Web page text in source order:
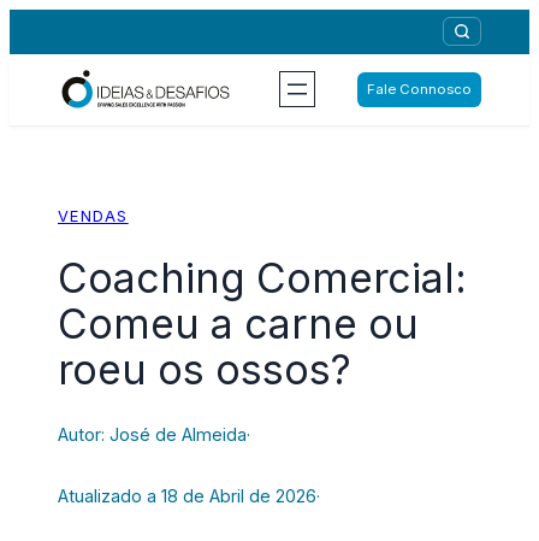
para
Fale Connosco
VENDAS
Coaching Comercial:
Comeu a carne ou
roeu os ossos?
Autor: José de Almeida·
Atualizado a 18 de Abril de 2026·